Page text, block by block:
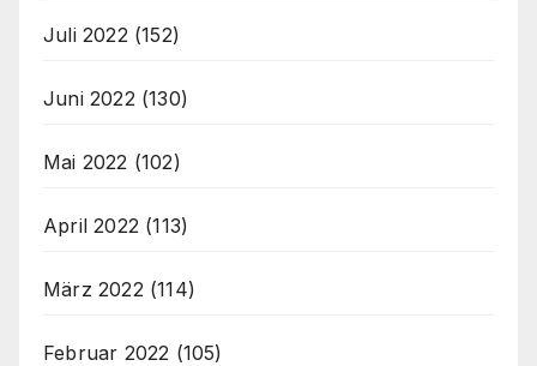
Juli 2022 (152)
Juni 2022 (130)
Mai 2022 (102)
April 2022 (113)
März 2022 (114)
Februar 2022 (105)